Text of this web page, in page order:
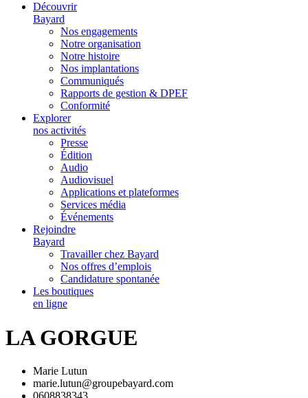
Découvrir
Bayard
Nos engagements
Notre organisation
Notre histoire
Nos implantations
Communiqués
Rapports de gestion & DPEF
Conformité
Explorer
nos activités
Presse
Édition
Audio
Audiovisuel
Applications et plateformes
Services média
Événements
Rejoindre
Bayard
Travailler chez Bayard
Nos offres d’emplois
Candidature spontanée
Les boutiques
en ligne
LA GORGUE
Marie Lutun
marie.lutun@groupebayard.com